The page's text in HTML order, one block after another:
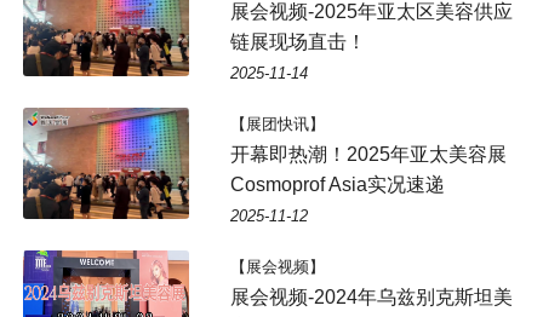
展会视频-2025年亚太区美容供应
链展现场直击！
2025-11-14
【展团快讯】
开幕即热潮！2025年亚太美容展
Cosmoprof Asia实况速递
2025-11-12
【展会视频】
展会视频-2024年乌兹别克斯坦美